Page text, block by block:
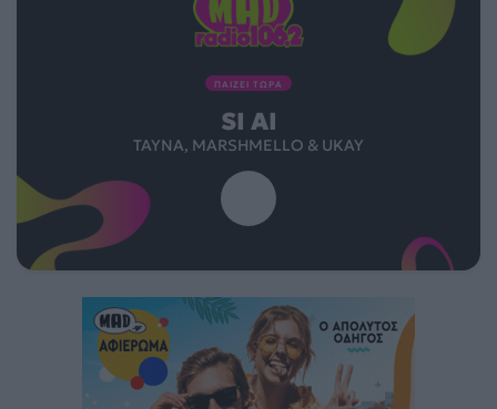
ΠΑΙΖΕΙ ΤΩΡΑ
SI AI
TAYNA, MARSHMELLO & UKAY